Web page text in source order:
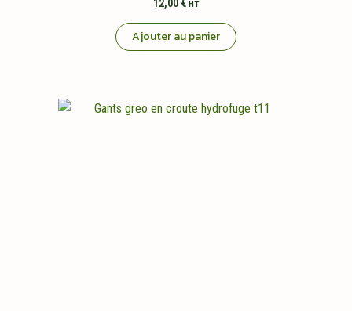
12,00 € HT
Ajouter au panier